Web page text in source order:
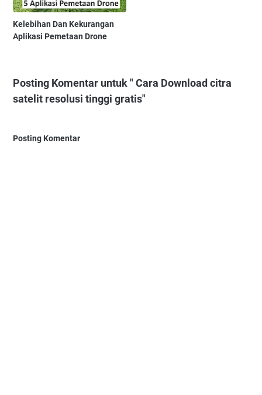
Kelebihan Dan Kekurangan
Aplikasi Pemetaan Drone
Posting Komentar untuk " Cara Download citra
satelit resolusi tinggi gratis"
Posting Komentar